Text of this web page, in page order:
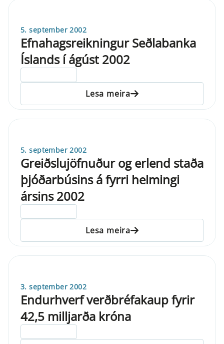
5. september 2002
Efnahagsreikningur Seðlabanka
Íslands í ágúst 2002
Lesa meira
5. september 2002
Greiðslujöfnuður og erlend staða
þjóðarbúsins á fyrri helmingi
ársins 2002
Lesa meira
3. september 2002
Endurhverf verðbréfakaup fyrir
42,5 milljarða króna